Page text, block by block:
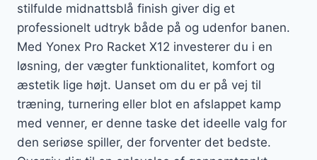
stilfulde midnattsblå finish giver dig et
professionelt udtryk både på og udenfor banen.
Med Yonex Pro Racket X12 investerer du i en
løsning, der vægter funktionalitet, komfort og
æstetik lige højt. Uanset om du er på vej til
træning, turnering eller blot en afslappet kamp
med venner, er denne taske det ideelle valg for
den seriøse spiller, der forventer det bedste.